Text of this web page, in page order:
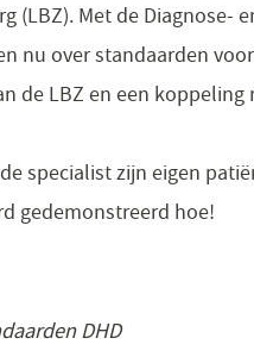
(LBZ). Met de Diagnose-
nu over standaarden
de LBZ en een koppeling
specialist zijn eigen
gedemonstreerd hoe!
DHD